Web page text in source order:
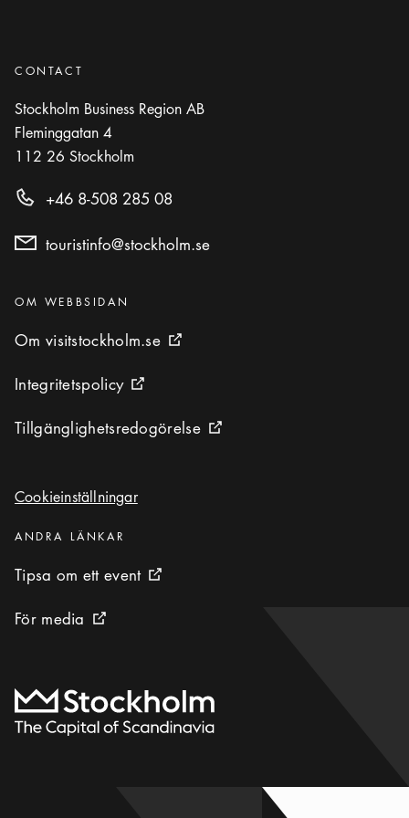
CONTACT
Stockholm Business Region AB
Fleminggatan 4
112 26 Stockholm
+46 8-508 285 08
touristinfo@stockholm.se
Kategorier:
OM WEBBSIDAN
Om visitstockholm.se
Om visitstockholm.se Extern ikon
Integritetspolicy
Integritetspolicy Extern ikon
Tillgänglighetsredogörelse
Tillgänglighetsredogörelse Extern ikon
Cookieinställningar
Cookieinställningar
Kategorier :
ANDRA LÄNKAR
Tipsa om ett event
Tipsa om ett event Extern ikon
För media
För media Extern ikon
Till startsidan